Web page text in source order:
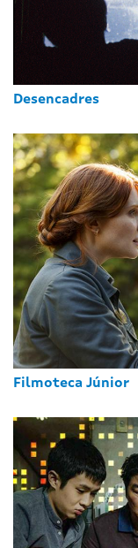
Desencadres
Filmoteca Júnior